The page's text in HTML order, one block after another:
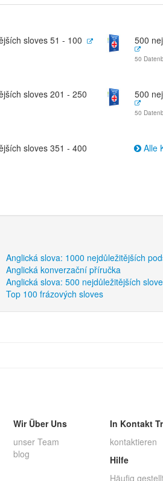
sloves 51 - 100 500
50
sloves 201 - 250 500
50
sloves 351 - 400 Alle
Anglická slova: 1000 nejdůležitějších
Anglická konverzační příručka
Anglická slova: 500 nejdůležitějších
Top 100 frázových sloves
Wir Über Uns
unser Team
blog
In Kontakt
kontaktieren
Hilfe
Häufig